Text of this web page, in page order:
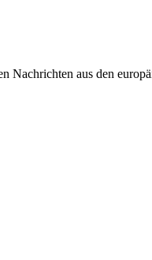
aus den